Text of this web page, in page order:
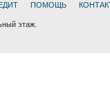
ПОМОЩЬ
этаж.